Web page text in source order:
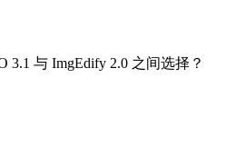
3.1 与 ImgEdify 2.0 之间选择？